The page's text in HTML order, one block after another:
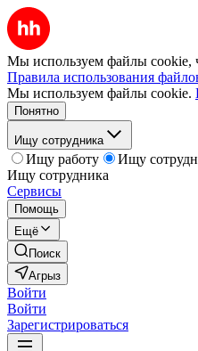
Мы используем файлы cookie,
Правила использования
Мы используем файлы cookie.
Понятно
Ищу сотрудника
Ищу работу
Ищу
Ищу сотрудника
Сервисы
Помощь
Ещё
Поиск
Агрыз
Войти
Войти
Зарегистрироваться